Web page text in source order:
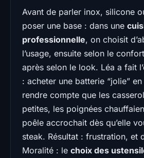
Avant de parler inox, silicone
poser une base : dans une
professionnelle, on choisit
l’usage, ensuite selon le
après selon le look. Léa a fait
: acheter une batterie “jolie”
rendre compte que les
petites, les poignées
poêle accrochait dès qu’elle
steak. Résultat : frustration, et
Moralité : le choix des